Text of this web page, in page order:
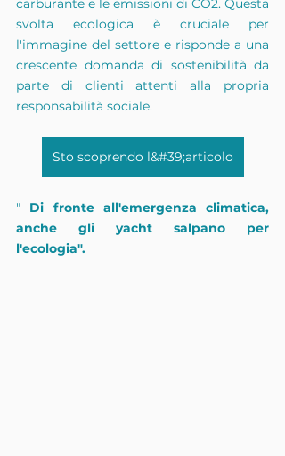
carburante e le emissioni di CO2. Questa
svolta ecologica è cruciale per
l'immagine del settore e risponde a una
crescente domanda di sostenibilità da
parte di clienti attenti alla propria
responsabilità sociale.
Sto scoprendo l&#39;articolo
" Di fronte all'emergenza climatica,
anche gli yacht salpano per
l'ecologia".